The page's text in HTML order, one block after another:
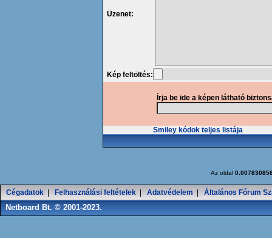
Üzenet:
Kép feltöltés:
Írja be ide a képen látható
Smiley kódok teljes listája
Az oldal
Cégadatok Felhasználási feltételek Adatvédelem Általános Fórum
Netboard Bt. © 2001-2023.